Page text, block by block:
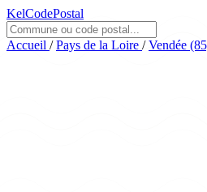
KelCodePostal
Accueil / Pays de la Loire / Vendée